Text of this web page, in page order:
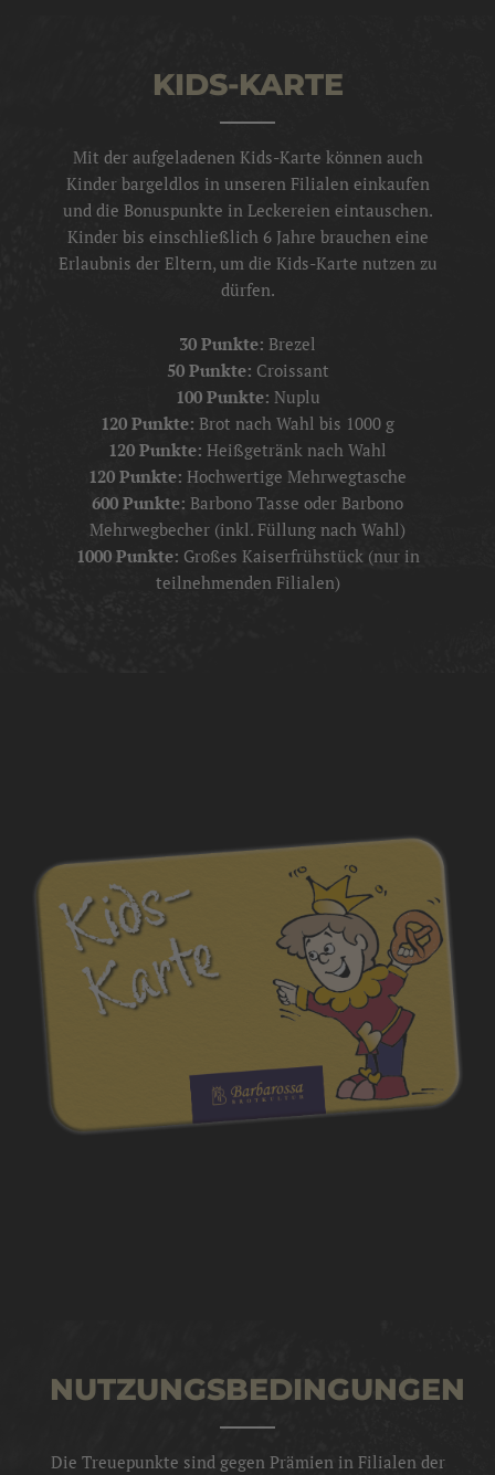
KIDS-KARTE
Mit der aufgeladenen Kids-Karte können auch
Kinder bargeldlos in unseren Filialen einkaufen
und die Bonuspunkte in Leckereien eintauschen.
Kinder bis einschließlich 6 Jahre brauchen eine
Erlaubnis der Eltern, um die Kids-Karte nutzen zu
dürfen.
30 Punkte: Brezel
50 Punkte: Croissant
100 Punkte: Nuplu
120 Punkte: Brot nach Wahl bis 1000 g
120 Punkte: Heißgetränk nach Wahl
120 Punkte: Hochwertige Mehrwegtasche
600 Punkte: Barbono Tasse oder Barbono
Mehrwegbecher (inkl. Füllung nach Wahl)
1000 Punkte: Großes Kaiserfrühstück (nur in
teilnehmenden Filialen)
NUTZUNGSBEDINGUNGEN
Die Treuepunkte sind gegen Prämien in Filialen der